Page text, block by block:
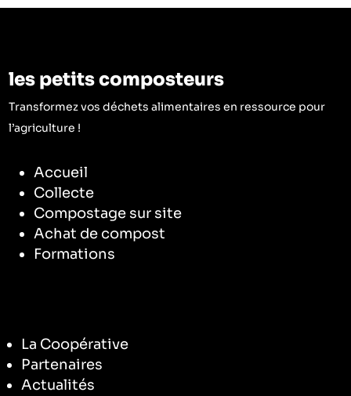
les petits composteurs
Transformez vos déchets alimentaires en ressource pour
l’agriculture !
Accueil
Collecte
Compostage sur site
Achat de compost
Formations
La Coopérative
Partenaires
Actualités